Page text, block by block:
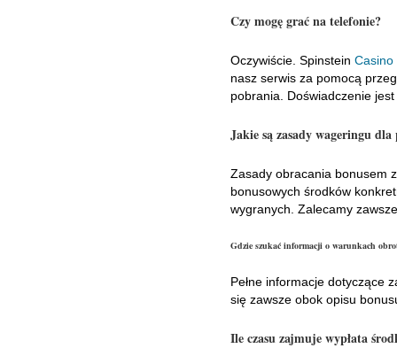
Czy mogę grać na telefonie?
Oczywiście. Spinstein Casino
nasz serwis za pomocą
pobrania. Doświadczenie
Jakie są zasady wageringu
Zasady obracania bonusem
bonusowych środków
wygranych. Zalecamy
Gdzie szukać informacji o warunkach
Pełne informacje dotyczące
się zawsze obok opisu
Ile czasu zajmuje wypłata